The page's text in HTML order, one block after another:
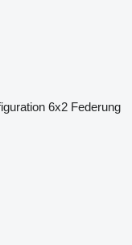
6x2 Federung